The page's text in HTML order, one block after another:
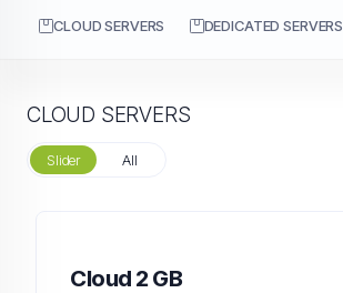
CLOUD SERVERS DEDICATED SERVERS
CLOUD SERVERS
Slider All
Cloud 2 GB